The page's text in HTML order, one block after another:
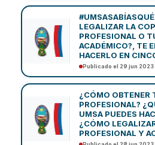
LEGALIZAR LA
PROFESIONAL O
ACADÉMICO?, TE
HACERLO EN
Publicado el 29 jun 2023
¿CÓMO OBTENER
PROFESIONAL?
UMSA PUEDES
¿CÓMO
PROFESIONAL Y